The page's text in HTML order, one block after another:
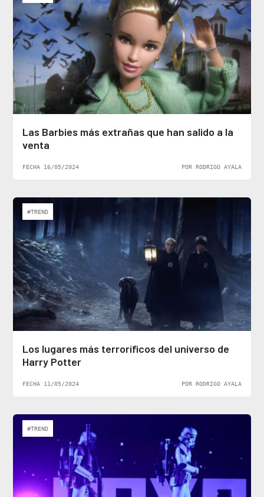
Las Barbies más extrañas que han salido a la
venta
FECHA 16/05/2024 POR RODRIGO AYALA
#TREND
Los lugares más terroríficos del universo de
Harry Potter
FECHA 11/05/2024 POR RODRIGO AYALA
#TREND